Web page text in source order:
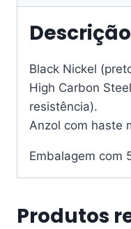
Descrição
Black Nickel
High Carbon
resistência).
Anzol com haste
Embalagem com
Produtos